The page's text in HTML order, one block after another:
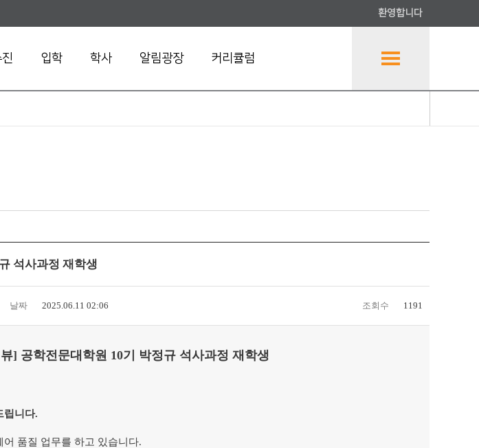
환영합니다
입학 학사 알림광장 커리큘럼
석사과정 재학생
날짜 2025.06.11 02:06 조회수 1191
] 공학전문대학원 10기 박정규 석사과정 재학생
립니다.
품질 업무를 하고 있습니다.